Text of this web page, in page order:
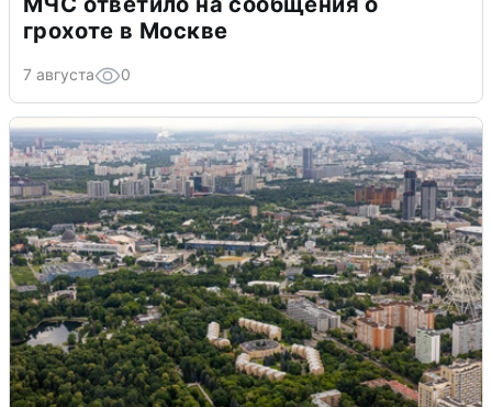
грохоте в Москве
7 августа 0